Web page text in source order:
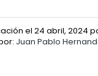
el 24 abril, 2024
Juan Pablo